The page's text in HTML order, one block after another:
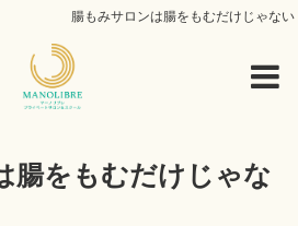
腸もみサロンは腸をもむだけじゃない
腸をもむだけじゃな